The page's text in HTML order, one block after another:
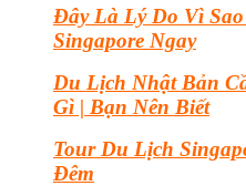
Đây Là Lý Do Vì
Singapore Ngay
Du Lịch Nhật Bản
Gì | Bạn Nên Biết
Tour Du Lịch
Đêm